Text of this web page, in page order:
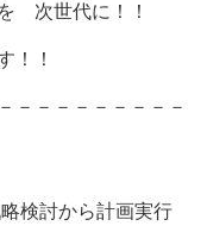
世代に！！
！
－－－－－－－－－
から計画実行